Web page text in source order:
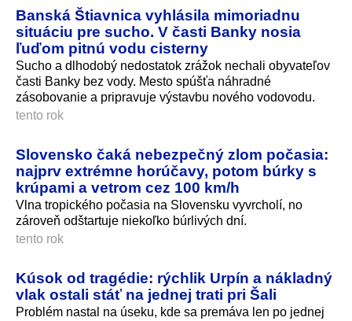
Banská Štiavnica vyhlásila mimoriadnu
situáciu pre sucho. V časti Banky nosia
ľuďom pitnú vodu cisterny
Sucho a dlhodobý nedostatok zrážok nechali obyvateľov
časti Banky bez vody. Mesto spúšťa náhradné
zásobovanie a pripravuje výstavbu nového vodovodu.
tento rok
Slovensko čaká nebezpečný zlom počasia:
najprv extrémne horúčavy, potom búrky s
krúpami a vetrom cez 100 km/h
Vlna tropického počasia na Slovensku vyvrcholí, no
zároveň odštartuje niekoľko búrlivých dní.
tento rok
Kúsok od tragédie: rýchlik Urpín a nákladný
vlak ostali stáť na jednej trati pri Šali
Problém nastal na úseku, kde sa premáva len po jednej